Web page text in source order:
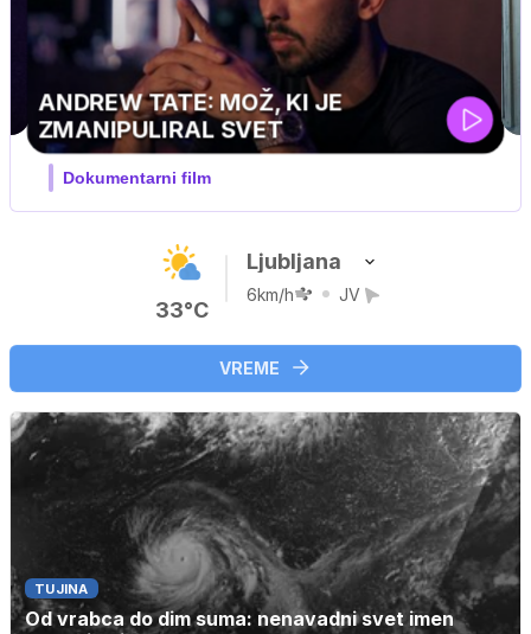
33°C
Ljubljana
6km/h JV
VREME
TUJINA
Od vrabca do dim suma: nenavadni svet imen